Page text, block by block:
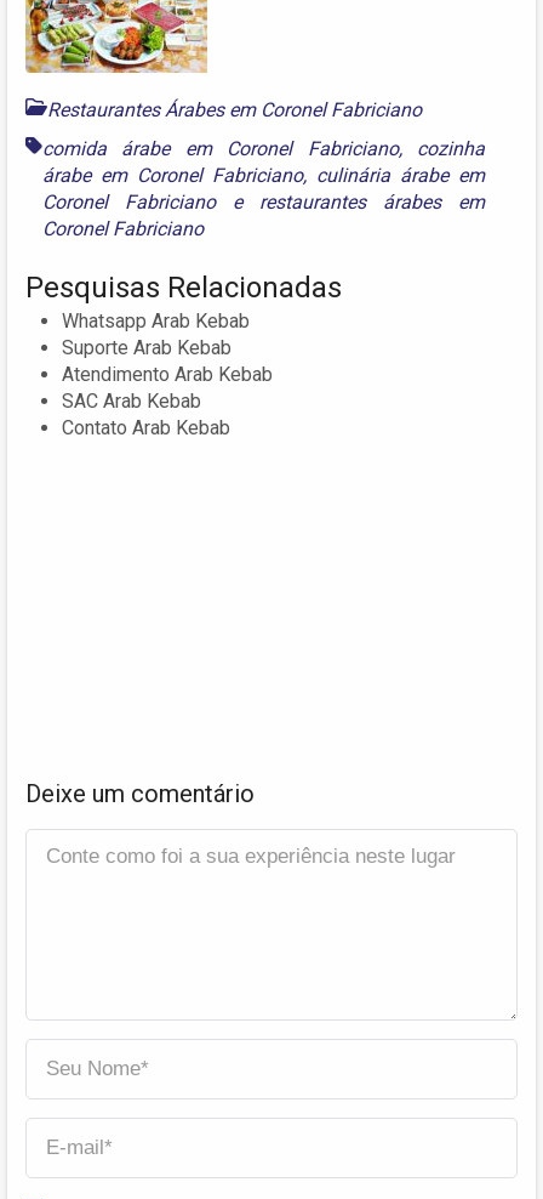
Restaurantes Árabes em Coronel Fabriciano
comida árabe em Coronel Fabriciano, cozinha
árabe em Coronel Fabriciano, culinária árabe em
Coronel Fabricianoe restaurantes árabes em
Coronel Fabriciano
Pesquisas Relacionadas
Whatsapp Arab Kebab
Suporte Arab Kebab
Atendimento Arab Kebab
SAC Arab Kebab
Contato Arab Kebab
Deixe um comentário